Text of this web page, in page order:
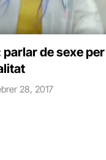
parlar de sexe
28, 2017